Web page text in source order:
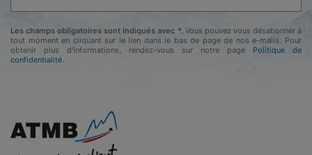
Les champs obligatoires sont indiqués avec *. Vous pouvez vous désabonner à
tout moment en cliquant sur le lien dans le bas de page de nos e-mails. Pour
obtenir plus d'informations, rendez-vous sur notre page Politique de
confidentialité.